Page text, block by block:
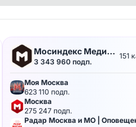
ИП
Мосиндекс Медиа /
Московские каналы
3 343 960 подп.
151
Моя Москва
623 110 подп.
Москва
275 247 подп.
Радар Москва и МО |